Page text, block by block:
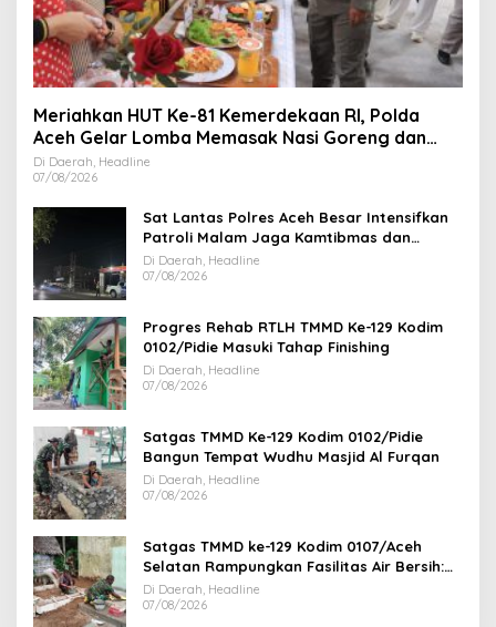
Meriahkan HUT Ke-81 Kemerdekaan RI, Polda
Aceh Gelar Lomba Memasak Nasi Goreng dan
Aneka Minuman
Di Daerah, Headline
07/08/2026
Sat Lantas Polres Aceh Besar Intensifkan
Patroli Malam Jaga Kamtibmas dan
Kelancaran Lalu Lintas
Di Daerah, Headline
07/08/2026
Progres Rehab RTLH TMMD Ke-129 Kodim
0102/Pidie Masuki Tahap Finishing
Di Daerah, Headline
07/08/2026
Satgas TMMD Ke-129 Kodim 0102/Pidie
Bangun Tempat Wudhu Masjid Al Furqan
Di Daerah, Headline
07/08/2026
Satgas TMMD ke-129 Kodim 0107/Aceh
Selatan Rampungkan Fasilitas Air Bersih:
Tapak Tower Mulai Dipasang
Di Daerah, Headline
07/08/2026